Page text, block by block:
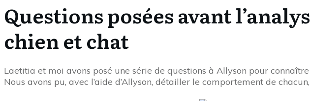
Questions posées avant
chien et chat
Laetitia et moi avons posé une série de questions à Allyson pour
Nous avons pu, avec l’aide d’Allyson, détailler le comportement de